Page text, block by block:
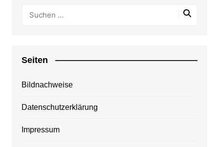
Seiten
Bildnachweise
Datenschutzerklärung
Impressum